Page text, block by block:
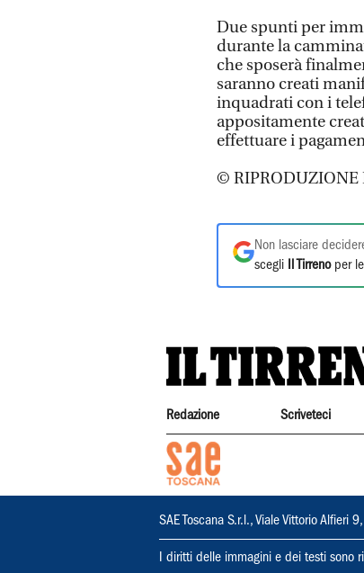
Due spunti per
durante la
che sposerà
saranno creati
inquadrati con i
appositamente
effettuare i
© RIPRODUZIONE
Non lasciare
scegli
Il Tirrenoper le
Redazione Scriveteci
SAE Toscana S.r.l., Viale Vittorio Alfieri
I diritti delle immagini e dei testi sono